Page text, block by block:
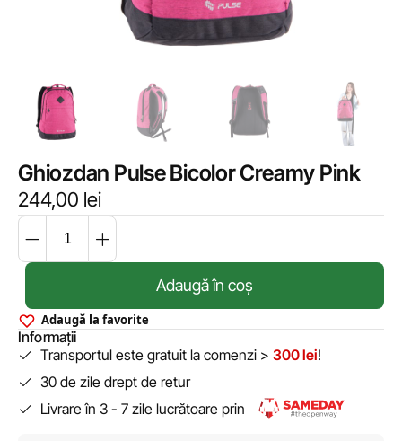
Ghiozdan Pulse Bicolor Creamy Pink
244,00 lei
Adaugă în coș
Adaugă la favorite
Informații
Transportul este gratuit la comenzi > 300 lei!
30 de zile drept de retur
Livrare în 3 - 7 zile lucrătoare prin